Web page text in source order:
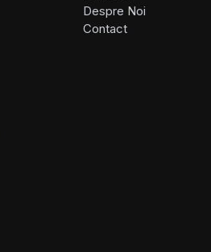
Despre Noi
Contact